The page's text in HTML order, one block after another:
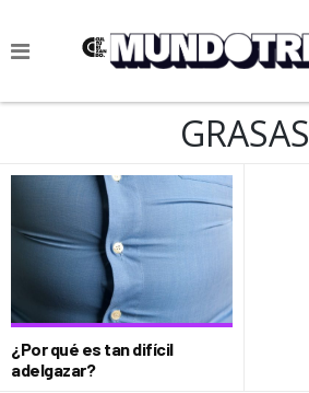
NOTICIAS
CIENCIA Y TECNOLOGÍA
VIDA
SOCIEDAD
CULTURIZANDO.COM
GRASAS
¿Por qué es tan difícil
adelgazar?